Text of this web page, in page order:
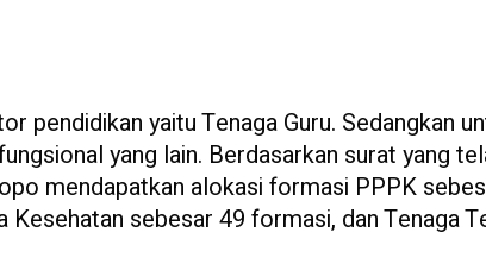
pendidikan yaitu Tenaga Guru. Sedangkan
yang lain. Berdasarkan surat yang
mendapatkan alokasi formasi PPPK
sebesar 49 formasi, dan Tenaga